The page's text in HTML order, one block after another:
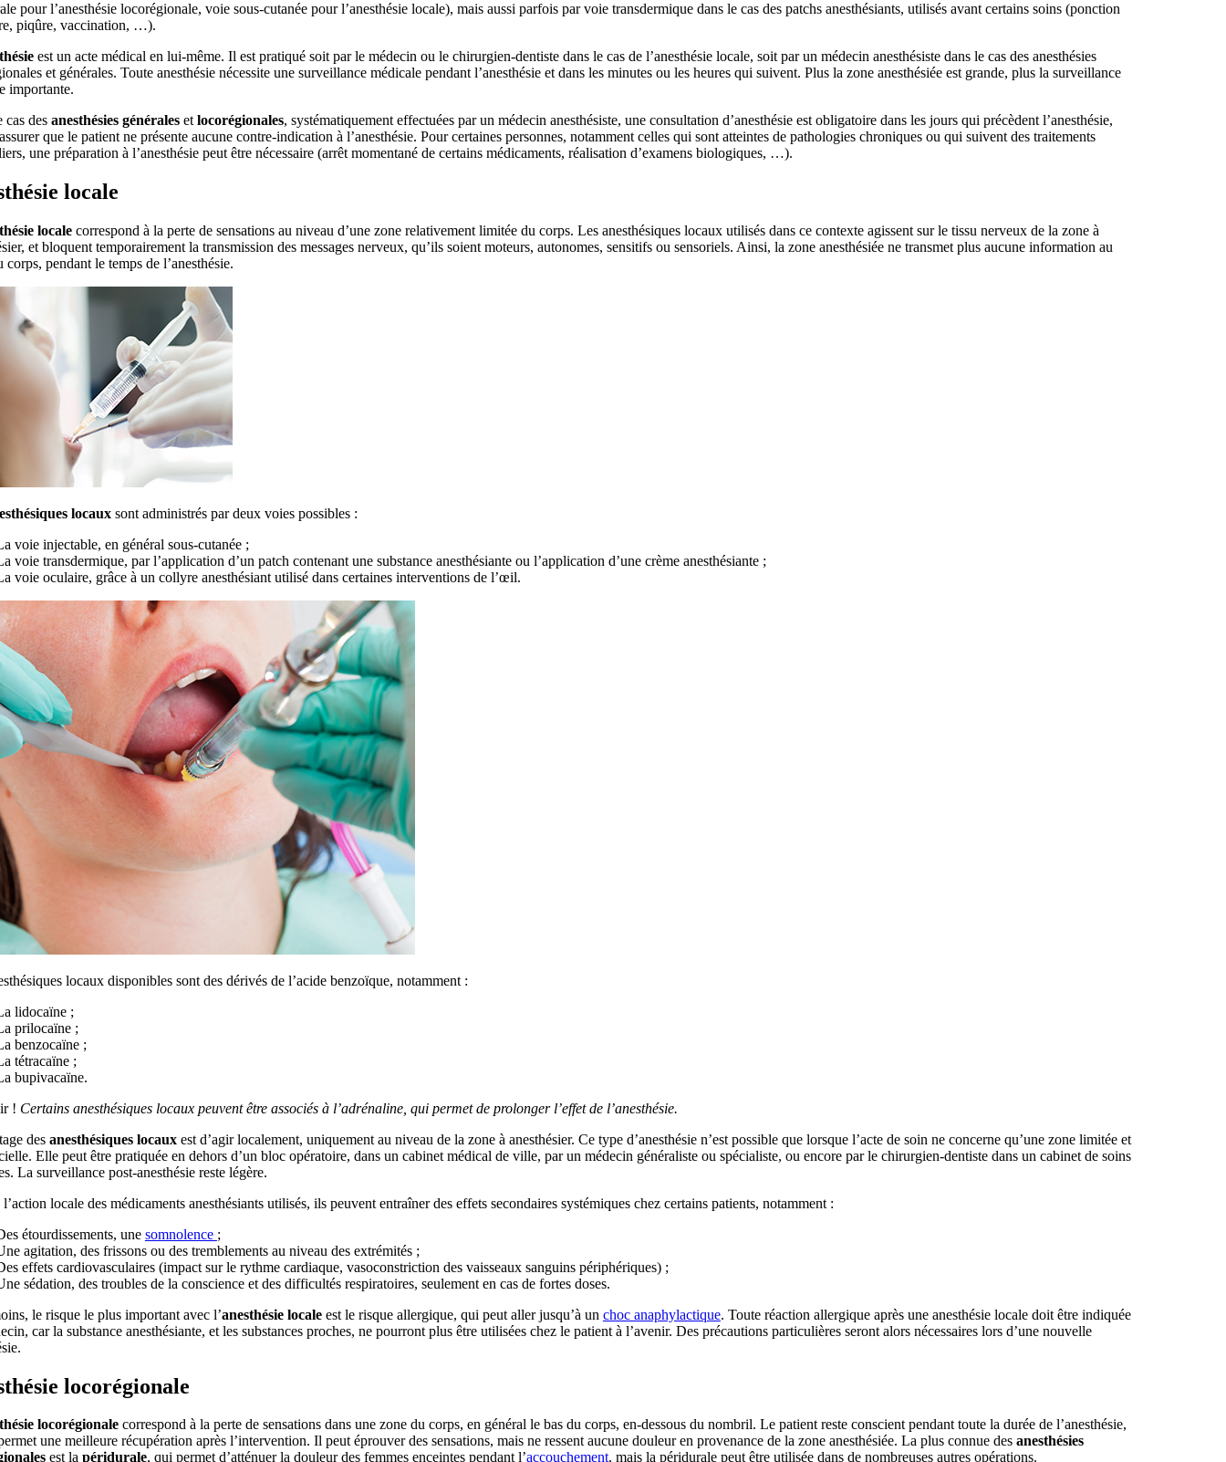
pour l’anesthésie locorégionale, voie sous-cutanée pour l’anesthésie locale), mais aussi parfois par voie transdermique dans le cas des patchs anesthésiants, utilisés avant certains soins (ponction
piqûre, vaccination, …).
est un acte médical en lui-même. Il est pratiqué soit par le médecin ou le chirurgien-dentiste dans le cas de l’anesthésie locale, soit par un médecin anesthésiste dans le cas des anesthésies
et générales. Toute anesthésie nécessite une surveillance médicale pendant l’anesthésie et dans les minutes ou les heures qui suivent. Plus la zone anesthésiée est grande, plus la surveillance
importante.
cas des anesthésies généraleset locorégionales, systématiquement effectuées par un médecin anesthésiste, une consultation d’anesthésie est obligatoire dans les jours qui précèdent l’anesthésie,
que le patient ne présente aucune contre-indication à l’anesthésie. Pour certaines personnes, notamment celles qui sont atteintes de pathologies chroniques ou qui suivent des traitements
une préparation à l’anesthésie peut être nécessaire (arrêt momentané de certains médicaments, réalisation d’examens biologiques, …).
locale
localecorrespond à la perte de sensations au niveau d’une zone relativement limitée du corps. Les anesthésiques locaux utilisés dans ce contexte agissent sur le tissu nerveux de la zone à
et bloquent temporairement la transmission des messages nerveux, qu’ils soient moteurs, autonomes, sensitifs ou sensoriels. Ainsi, la zone anesthésiée ne transmet plus aucune information au
corps, pendant le temps de l’anesthésie.
locauxsont administrés par deux voies possibles :
voie injectable, en général sous-cutanée ;
voie transdermique, par l’application d’un patch contenant une substance anesthésiante ou l’application d’une crème anesthésiante ;
voie oculaire, grâce à un collyre anesthésiant utilisé dans certaines interventions de l’œil.
locaux disponibles sont des dérivés de l’acide benzoïque, notamment :
lidocaïne ;
prilocaïne ;
benzocaïne ;
tétracaïne ;
bupivacaïne.
! Certains anesthésiques locaux peuvent être associés à l’adrénaline, qui permet de prolonger l’effet de l’anesthésie.
des anesthésiques locauxest d’agir localement, uniquement au niveau de la zone à anesthésier. Ce type d’anesthésie n’est possible que lorsque l’acte de soin ne concerne qu’une zone limitée et
Elle peut être pratiquée en dehors d’un bloc opératoire, dans un cabinet médical de ville, par un médecin généraliste ou spécialiste, ou encore par le chirurgien-dentiste dans un cabinet de soins
La surveillance post-anesthésie reste légère.
locale des médicaments anesthésiants utilisés, ils peuvent entraîner des effets secondaires systémiques chez certains patients, notamment :
étourdissements, une somnolence ;
agitation, des frissons ou des tremblements au niveau des extrémités ;
effets cardiovasculaires (impact sur le rythme cardiaque, vasoconstriction des vaisseaux sanguins périphériques) ;
sédation, des troubles de la conscience et des difficultés respiratoires, seulement en cas de fortes doses.
le risque le plus important avec l’anesthésie localeest le risque allergique, qui peut aller jusqu’à un choc anaphylactique. Toute réaction allergique après une anesthésie locale doit être indiquée
car la substance anesthésiante, et les substances proches, ne pourront plus être utilisées chez le patient à l’avenir. Des précautions particulières seront alors nécessaires lors d’une nouvelle
locorégionale
locorégionalecorrespond à la perte de sensations dans une zone du corps, en général le bas du corps, en-dessous du nombril. Le patient reste conscient pendant toute la durée de l’anesthésie,
une meilleure récupération après l’intervention. Il peut éprouver des sensations, mais ne ressent aucune douleur en provenance de la zone anesthésiée. La plus connue des anesthésies
est la péridurale, qui permet d’atténuer la douleur des femmes enceintes pendant l’accouchement, mais la péridurale peut être utilisée dans de nombreuses autres opérations.